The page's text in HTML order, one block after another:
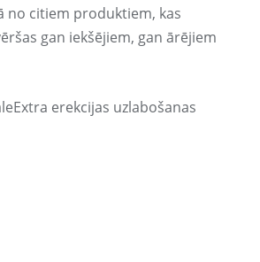
no citiem produktiem, kas
gan iekšējiem, gan ārējiem
erekcijas uzlabošanas